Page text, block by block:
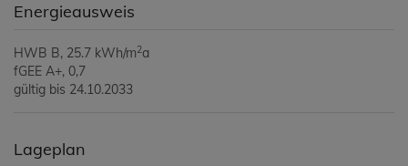
Energieausweis
HWB B, 25.7 kWh/m2a
fGEE A+, 0,7
gültig bis 24.10.2033
Lageplan